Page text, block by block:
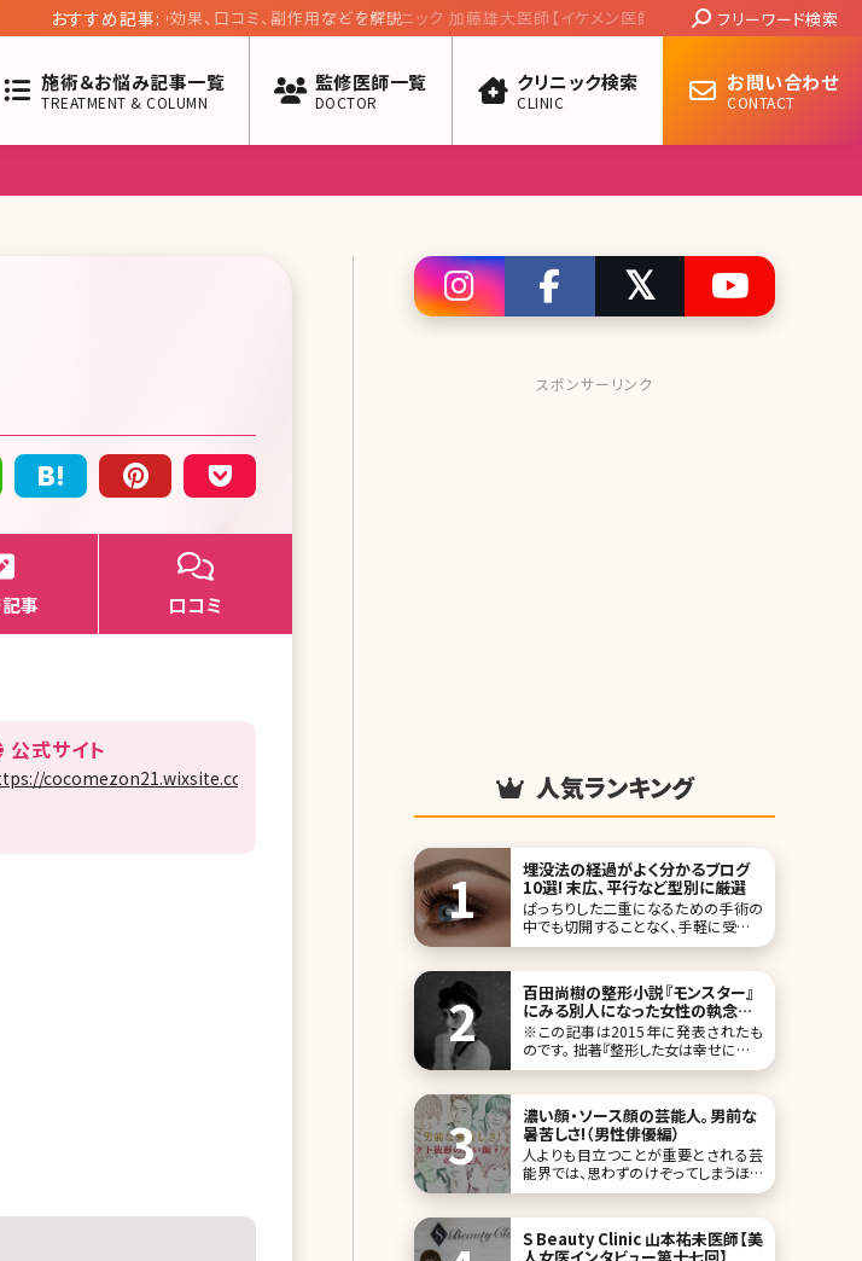
おすすめ記事:
アーククリニック 加藤雄大医師【イケメン医師に会いたい! 第十四
Search:
フリーワード検索
施術＆お悩み記事一覧
TREATMENT & COLUMN
監修医師一覧
DOCTOR
クリニック検索
CLINIC
お問い合わせ
CONTACT
事 口コミ
公式サイト
cocomezon21.wixsite.com/mysite
スポンサーリンク
人気ランキング
埋没法の経過がよく分かるブログ
10選! 末広、平行など型別に厳選
ぱっちりした二重になるための手術の
中でも切開することなく、手軽に受けら
れる印象のある埋没法の手術。腫れぼ
ザイクで二重にしてからメイクしている
人の中には思い切って手術を受けよう
と考えている方も多いのではないでし
ょうか。切らない埋没法はダウンタイム
が少ないと言われてい
百田尚樹の整形小説『モンスター』
にみる別人になった女性の執念と
その結末／北条かや
※この記事は2015年に発表されたも
のです。 拙著『整形した女は幸せになっ
ているのか』を書くため、何作か「美容
は、もともと美しくなかった女が、整形
で美しくなった ”にもかかわらず” 不幸
になるか、それとも、一人の男の愛を手
に入れてハッピーエンドを迎えるか、そ
のいず
濃い顔・ソース顔の芸能人。男前な
暑苦しさ!（男性俳優編）
人よりも目立つことが重要とされる芸
能界では、思わずのけぞってしまうほど
の濃い顔の有名人が多いですよね。イ
人離れした彫りの深い顔立ち、ソース
顔と言われる、濃い顔の男性芸能人
S Beauty Clinic 山本祐未医師【美